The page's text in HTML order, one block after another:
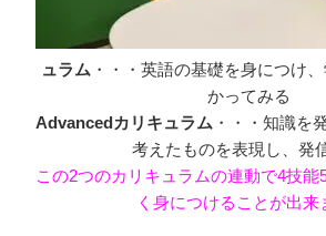
ュラム ・・・英語の基礎を身につけ
かってみる
Advancedカリキュラム ・・・知識を
考えたものを表現し、発
この2つのカリキュラムの連動で4技能
く身につけることが出来